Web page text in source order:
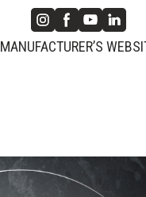
MANUFACTURER’S